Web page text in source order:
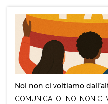
Noi non ci voltiamo
COMUNICATO “NOI NON CI